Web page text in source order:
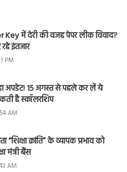
Key में देरी की वजह पेपर लीक विवाद?
इंतजार
PM
अपडेट! 15 अगस्त से पहले कर लें ये
है स्कॉलरशिप
AM
“शिक्षा क्रांति” के व्यापक प्रभाव को
मंत्री बैंस
AM